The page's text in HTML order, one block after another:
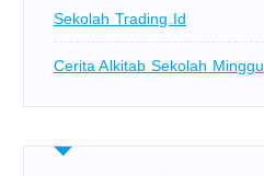
Sekolah Trading.id
Cerita Alkitab Sekolah Minggu